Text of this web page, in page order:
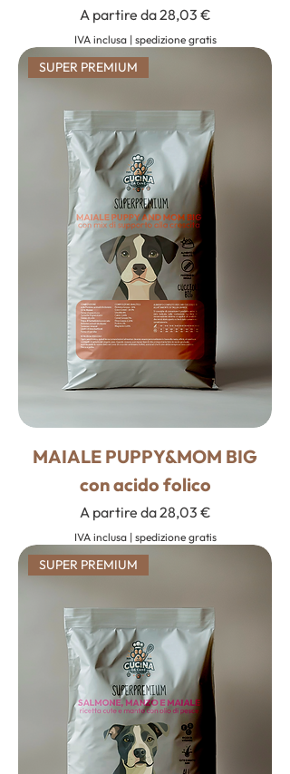
A partire da28,03 €
Prezzo scontato
IVA inclusa| spedizione gratis
SUPER PREMIUM
MAIALE PUPPY&MOM BIG
con acido folico
A partire da28,03 €
Prezzo scontato
IVA inclusa| spedizione gratis
SUPER PREMIUM